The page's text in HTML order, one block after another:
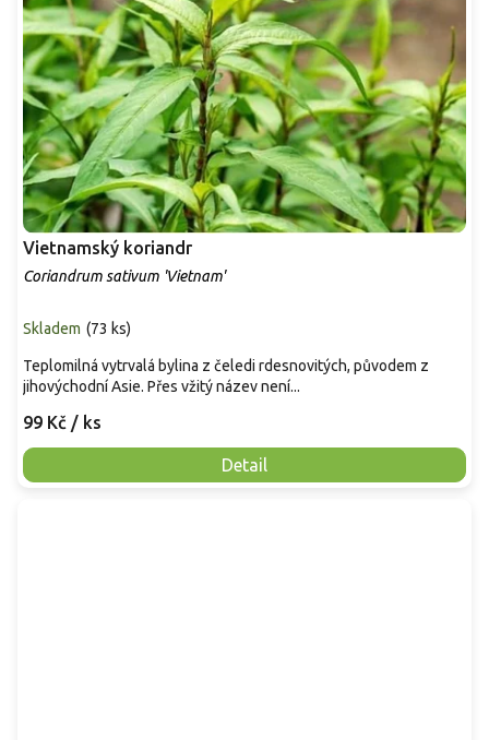
Vietnamský koriandr
Coriandrum sativum 'Vietnam'
Skladem (73 ks)
99 Kč / ks
Detail
Teplomilná vytrvalá bylina z čeledi rdesnovitých, původem z
jihovýchodní Asie. Přes vžitý název není...